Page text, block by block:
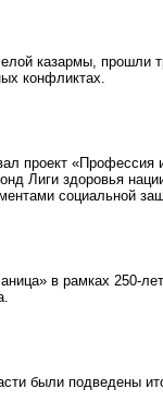
казармы, прошли
конфликтах.
проект «Профессия
Лиги здоровья
социальной
в рамках 250-
были подведены